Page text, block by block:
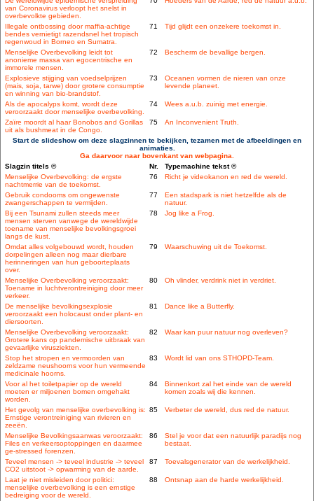
van Coronavirus verloopt het snelst in
overbevolkte gebieden.
Illegale ontbossing door maffia-achtige
bendes vernietigt razendsnel het tropisch
regenwoud in Borneo en Sumatra.
71 Tijd glijdt een onzekere toekomst in.
Menselijke Overbevolking leidt tot
anonieme massa van egocentrische en
immorele mensen.
72 Bescherm de bevallige bergen.
Explosieve stijging van voedselprijzen
(mais, soja, tarwe) door grotere consumptie
en winning van bio-brandstof.
73
Oceanen vormen de nieren van onze
levende planeet.
Als de apocalyps komt, wordt deze
veroorzaakt door menselijke overbevolking.
74 Wees a.u.b. zuinig met energie.
Zaïre moordt al haar Bonobos and Gorillas
uit als bushmeat in de Congo.
75 An Inconvenient Truth.
Start de slideshow om deze slagzinnen te bekijken, tezamen met de afbeeldingen en
animaties.
Ga daarvoor naar bovenkant van webpagina.
Slagzin titels ©
Nr.
Typemachine tekst ©
Menselijke Overbevolking: de ergste
nachtmerrie van de toekomst.
76 Richt je videokanon en red de wereld.
Gebruik condooms om ongewenste
zwangerschappen te vermijden.
77
Een stadspark is niet hetzelfde als de
natuur.
Bij een Tsunami zullen steeds meer
mensen sterven vanwege de wereldwijde
toename van menselijke bevolkingsgroei
langs de kust.
78 Jog like a Frog.
Omdat alles volgebouwd wordt, houden
dorpelingen alleen nog maar dierbare
herinneringen van hun geboorteplaats
over.
79 Waarschuwing uit de Toekomst.
Menselijke Overbevolking veroorzaakt:
Toename in luchtverontreiniging door meer
verkeer.
80 Oh vlinder, verdrink niet in verdriet.
De menselijke bevolkingsexplosie
veroorzaakt een holocaust onder plant- en
diersoorten.
81 Dance like a Butterfly.
Menselijke Overbevolking veroorzaakt:
Grotere kans op pandemische uitbraak van
gevaarlijke virusziekten.
82 Waar kan puur natuur nog overleven?
Stop het stropen en vermoorden van
zeldzame neushoorns voor hun vermeende
medicinale hoorns.
83 Wordt lid van ons STHOPD-Team.
Voor al het toiletpapier op de wereld
moeten er miljoenen bomen omgehakt
worden.
84
Binnenkort zal het einde van de wereld
komen zoals wij die kennen.
Het gevolg van menselijke overbevolking is:
Ernstige verontreiniging van rivieren en
zeeën.
85 Verbeter de wereld, dus red de natuur.
Menselijke Bevolkingsaanwas veroorzaakt:
Files en verkeersoptoppingen en daarmee
ge-stressed forenzen.
86
Stel je voor dat een natuurlijk paradijs nog
bestaat.
Teveel mensen -> teveel industrie -> teveel
CO2 uitstoot -> opwarming van de aarde.
87 Toevalsgenerator van de werkelijkheid.
Laat je niet misleiden door politici:
menselijke overbevolking is een ernstige
bedreiging voor de wereld.
88 Ontsnap aan de harde werkelijkheid.